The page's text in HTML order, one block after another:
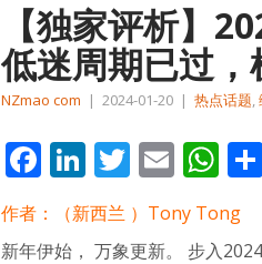
【独家评析】
低迷周期已过
NZmao com | 2024-01-20 | 热点话题,
Facebook
LinkedIn
Twitter
Email
作者：（新西兰 ）Tony Tong
新年伊始， 万象更新。 步入